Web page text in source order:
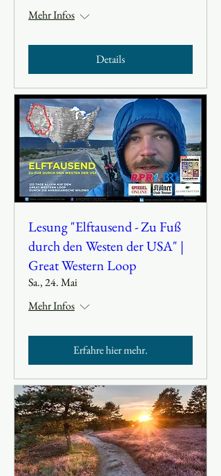
Mehr Infos
Details
Lesung "Elftausend - Zu Fuß
durch den Westen der USA" |
Great Western Loop
Sa., 24. Mai
Mehr Infos
Erfahre hier mehr.